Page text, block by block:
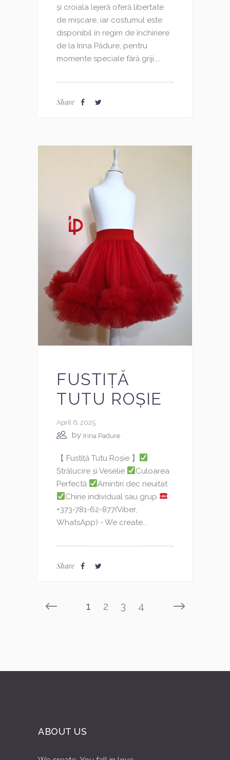
și croiala lejeră oferă libertate
de mișcare, iar costumul este
disponibil în regim de închiriere
de la Irina Pădure, pentru
momente speciale fără griji....
Share
FUSTIȚĂ
TUTU ROȘIE
April 6, 2025
by Irina Padure
【 Fustiță Tutu Roșie 】
Strălucire și Veselie
Culoarea
Perfectă
Amintiri dec neuitat
Chirie individual sau grup
+373-781-62-877(Viber,
WhatsApp) - We create...
Share
1 2 3 4
ABOUT US